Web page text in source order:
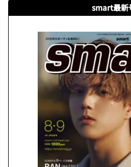
smart最新